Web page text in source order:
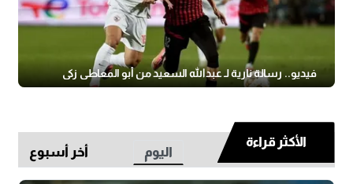
فيديو.. رسالة نارية لـ عبدالله السعيد من أبو المعاطي زكي
الأكثر قراءة
اليوم أخر أسبوع